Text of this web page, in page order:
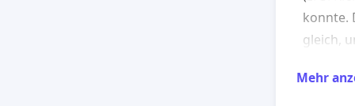
konnte.
gleich,
Mehr